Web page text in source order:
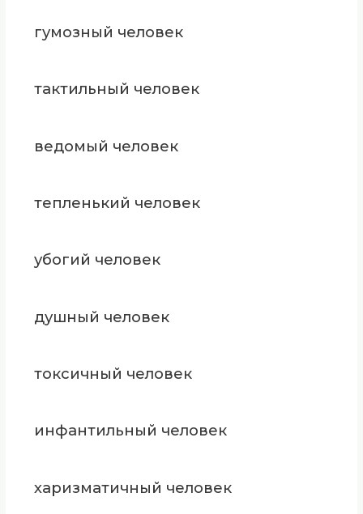
гумозный человек
тактильный человек
ведомый человек
тепленький человек
убогий человек
душный человек
токсичный человек
инфантильный человек
харизматичный человек